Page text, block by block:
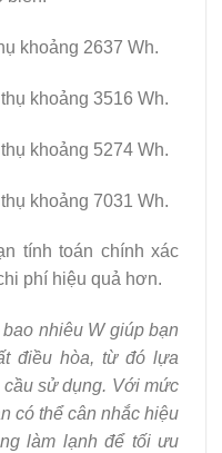
khoảng 2637 Wh.
khoảng 3516 Wh.
khoảng 5274 Wh.
khoảng 7031 Wh.
tính toán chính xác
phí hiệu quả hơn.
nhiêu W giúp bạn
điều hòa, từ đó lựa
sử dụng. Với mức
có thể cân nhắc hiệu
làm lạnh để tối ưu